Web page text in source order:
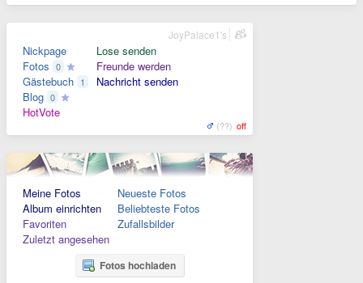
Nickpage
Fotos 0
Gästebuch 1
Blog 0
HotVote
Lose senden
Freunde werden
Nachricht senden
(??) off
JoyPalace1's
Meine Fotos
Album einrichten
Favoriten
Zuletzt angesehen
Neueste Fotos
Beliebteste Fotos
Zufallsbilder
Fotos hochladen